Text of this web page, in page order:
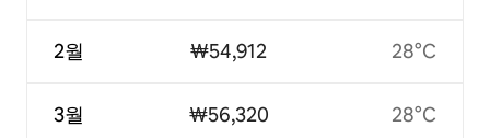
2월
3월
₩54,912
₩56,320
28°C
28°C